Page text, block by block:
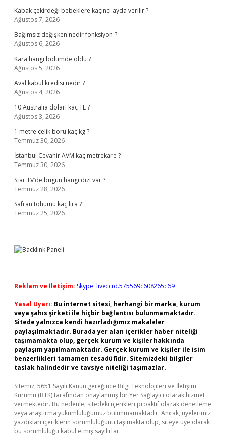
Kabak çekirdeği bebeklere kaçıncı ayda verilir ?
Ağustos 7, 2026
Bağımsız değişken nedir fonksiyon ?
Ağustos 6, 2026
Kara hangi bölümde öldü ?
Ağustos 5, 2026
Aval kabul kredisi nedir ?
Ağustos 4, 2026
10 Australia doları kaç TL ?
Ağustos 3, 2026
1 metre çelik boru kaç kg ?
Temmuz 30, 2026
İstanbul Cevahir AVM kaç metrekare ?
Temmuz 30, 2026
Star TV’de bugün hangi dizi var ?
Temmuz 28, 2026
Safran tohumu kaç lira ?
Temmuz 25, 2026
Reklam ve İletişim: Skype: live:.cid.575569c608265c69
Yasal Uyarı: Bu internet sitesi, herhangi bir marka, kurum
veya şahıs şirketi ile hiçbir bağlantısı bulunmamaktadır.
Sitede yalnızca kendi hazırladığımız makaleler
paylaşılmaktadır. Burada yer alan içerikler haber niteliği
taşımamakta olup, gerçek kurum ve kişiler hakkında
paylaşım yapılmamaktadır. Gerçek kurum ve kişiler ile isim
benzerlikleri tamamen tesadüfidir. Sitemizdeki bilgiler
taslak halindedir ve tavsiye niteliği taşımazlar.
Sitemiz, 5651 Sayılı Kanun gereğince Bilgi Teknolojileri ve İletişim
Kurumu (BTK) tarafından onaylanmış bir Yer Sağlayıcı olarak hizmet
vermektedir. Bu nedenle, sitedeki içerikleri proaktif olarak denetleme
veya araştırma yükümlülüğümüz bulunmamaktadır. Ancak, üyelerimiz
yazdıkları içeriklerin sorumluluğunu taşımakta olup, siteye üye olarak
bu sorumluluğu kabul etmiş sayılırlar.